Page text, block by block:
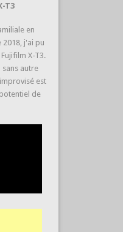
T3
en
2018, j'ai pu
X-T3.
sans autre
est
de